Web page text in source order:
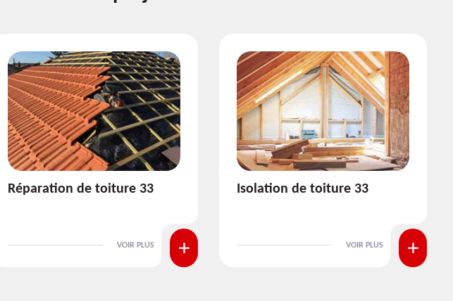
Isolation de toiture 33
VOIR PLUS
Pose et nettoyage de
VOIR PLUS